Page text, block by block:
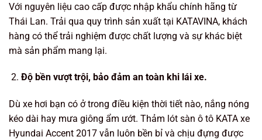
Với nguyên liệu cao cấp được nhập khẩu chính hãng từ
Thái Lan. Trải qua quy trình sản xuất tại KATAVINA, khách
hàng có thể trải nghiệm được chất lượng và sự khác biệt
mà sản phẩm mang lại.
Độ bền vượt trội, bảo đảm an toàn khi lái xe.
Dù xe hơi bạn có ở trong điều kiện thời tiết nào, nắng nóng
kéo dài hay mưa giông ẩm ướt. Thảm lót sàn ô tô KATA xe
Hyundai Accent 2017 vẫn luôn bền bỉ và chịu đựng được